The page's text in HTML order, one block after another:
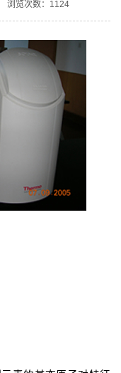
览次数： 1124